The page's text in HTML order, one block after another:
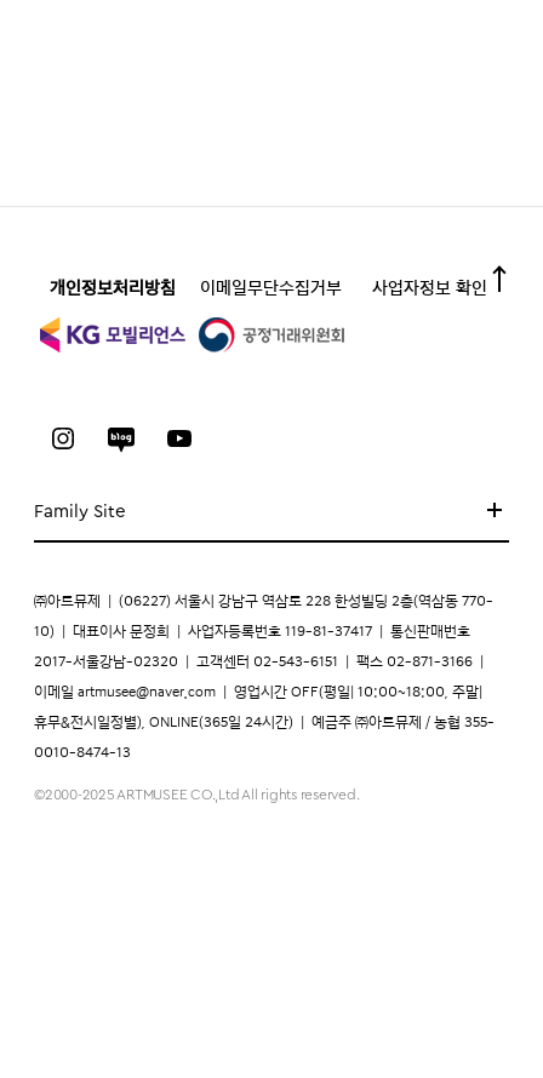
Family Site
개인정보처리방침 이메일무단수집거부 사업자정보 확인
㈜아트뮤제 (06227) 서울시 강남구 역삼로 228 한성빌딩 2층(역삼동 770-
10) 대표이사 문정희 사업자등록번호 119-81-37417 통신판매번호
2017-서울강남-02320 고객센터 02-543-6151 팩스 02-871-3166
이메일 artmusee@naver.com 영업시간 OFF(평일| 10:00~18:00, 주말|
휴무&전시일정별), ONLINE(365일 24시간) 예금주 ㈜아트뮤제 / 농협 355-
0010-8474-13
©2000-2025 ARTMUSEE CO.,Ltd All rights reserved.